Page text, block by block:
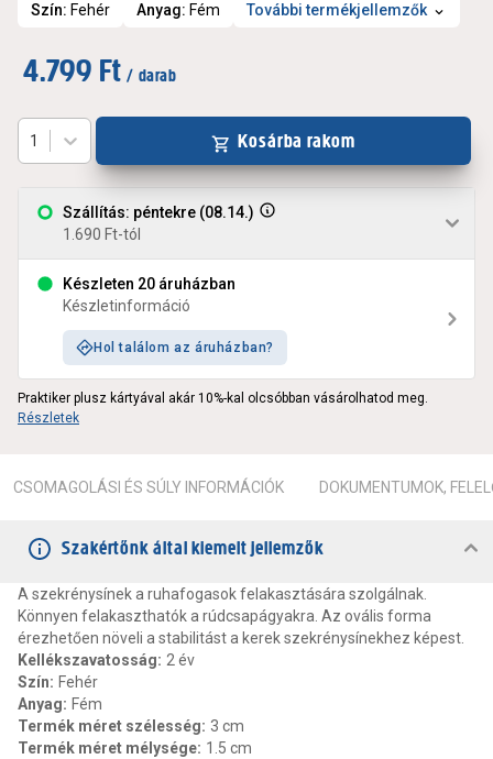
Szín: Fehér Anyag: Fém További termékjellemzők
4.799 Ft / darab
Szállítás: péntekre (08.14.)
1.690 Ft-tól
Készleten 20 áruházban
Készletinformáció
Hol találom az áruházban?
1 Kosárba rakom
Praktiker plusz kártyával akár 10%-kal olcsóbban vásárolhatod meg.
Részletek
CSOMAGOLÁSI ÉS SÚLY INFORMÁCIÓK DOKUMENTUMOK,
Szakértőnk által kiemelt jellemzők
A szekrénysínek a ruhafogasok felakasztására szolgálnak.
Könnyen felakaszthatók a rúdcsapágyakra. Az ovális forma
érezhetően növeli a stabilitást a kerek szekrénysínekhez képest.
Kellékszavatosság: 2 év
Szín: Fehér
Anyag: Fém
Termék méret szélesség: 3 cm
Termék méret mélysége: 1.5 cm